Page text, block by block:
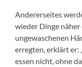
Andererseites
wieder Dinge
ungewaschenen
erregten, erklärt er:
essen nicht, ohne